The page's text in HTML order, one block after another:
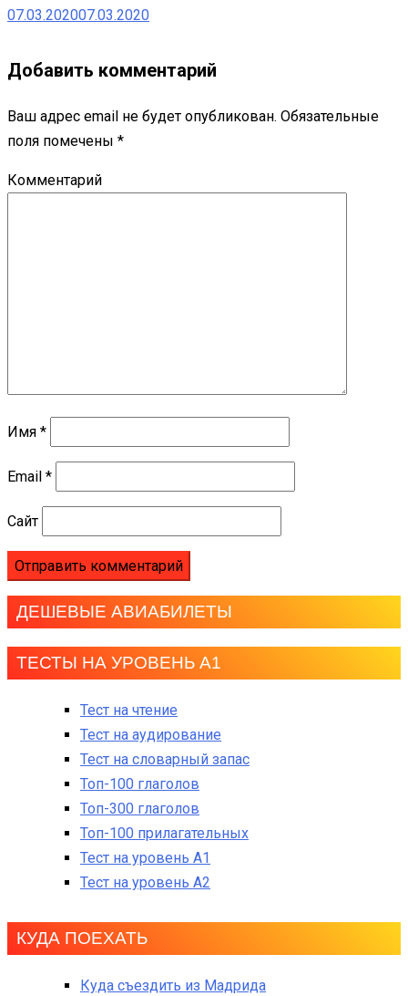
07.03.202007.03.2020
Добавить комментарий
Ваш адрес email не будет опубликован. Обязательные
поля помечены *
Комментарий
Имя *
Email *
Сайт
ДЕШЕВЫЕ АВИАБИЛЕТЫ
ТЕСТЫ НА УРОВЕНЬ А1
Тест на чтение
Тест на аудирование
Тест на словарный запас
Топ-100 глаголов
Топ-300 глаголов
Топ-100 прилагательных
Тест на уровень A1
Тест на уровень A2
КУДА ПОЕХАТЬ
Куда съездить из Мадрида